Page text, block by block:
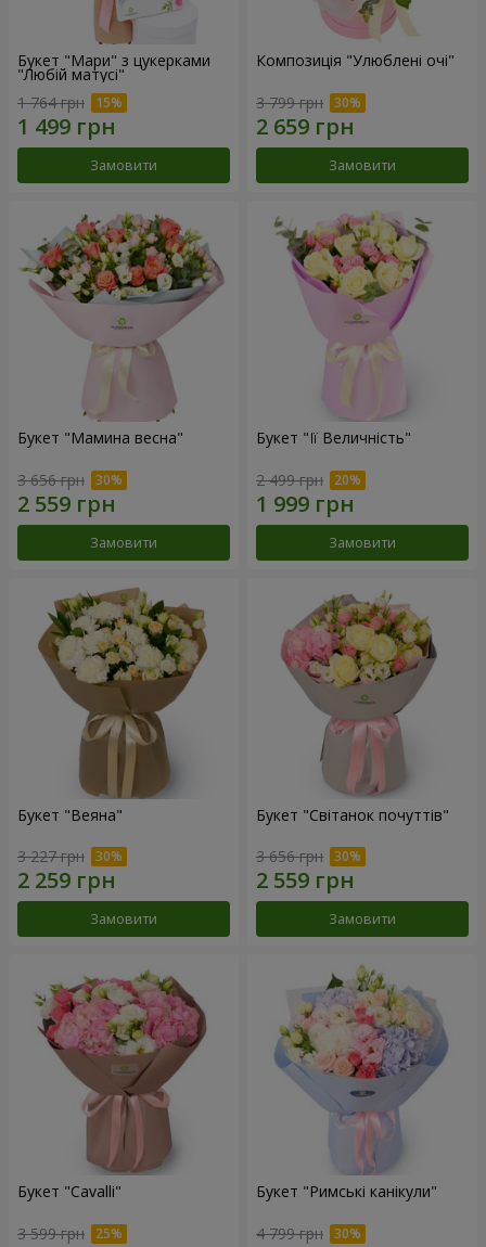
Букет "Мари" з цукерками
"Любій матусі"
1 764 грн
Замовити
Композиція "Улюблені очі"
3 799 грн
Замовити
Букет "Мамина весна"
3 656 грн
Замовити
Букет "Її Величність"
2 499 грн
Замовити
Букет "Веяна"
3 227 грн
Замовити
Букет "Світанок почуттів"
3 656 грн
Замовити
Букет "Cаvalli"
3 599 грн
Букет "Римські канікули"
4 799 грн